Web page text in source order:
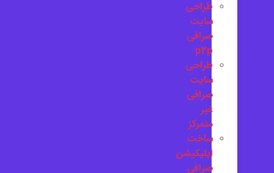
طراحی
سایت
صرافی
p2p
طراحی
سایت
صرافی
غیر
متمرکز
ساخت
اپلیکیشن
صرافی